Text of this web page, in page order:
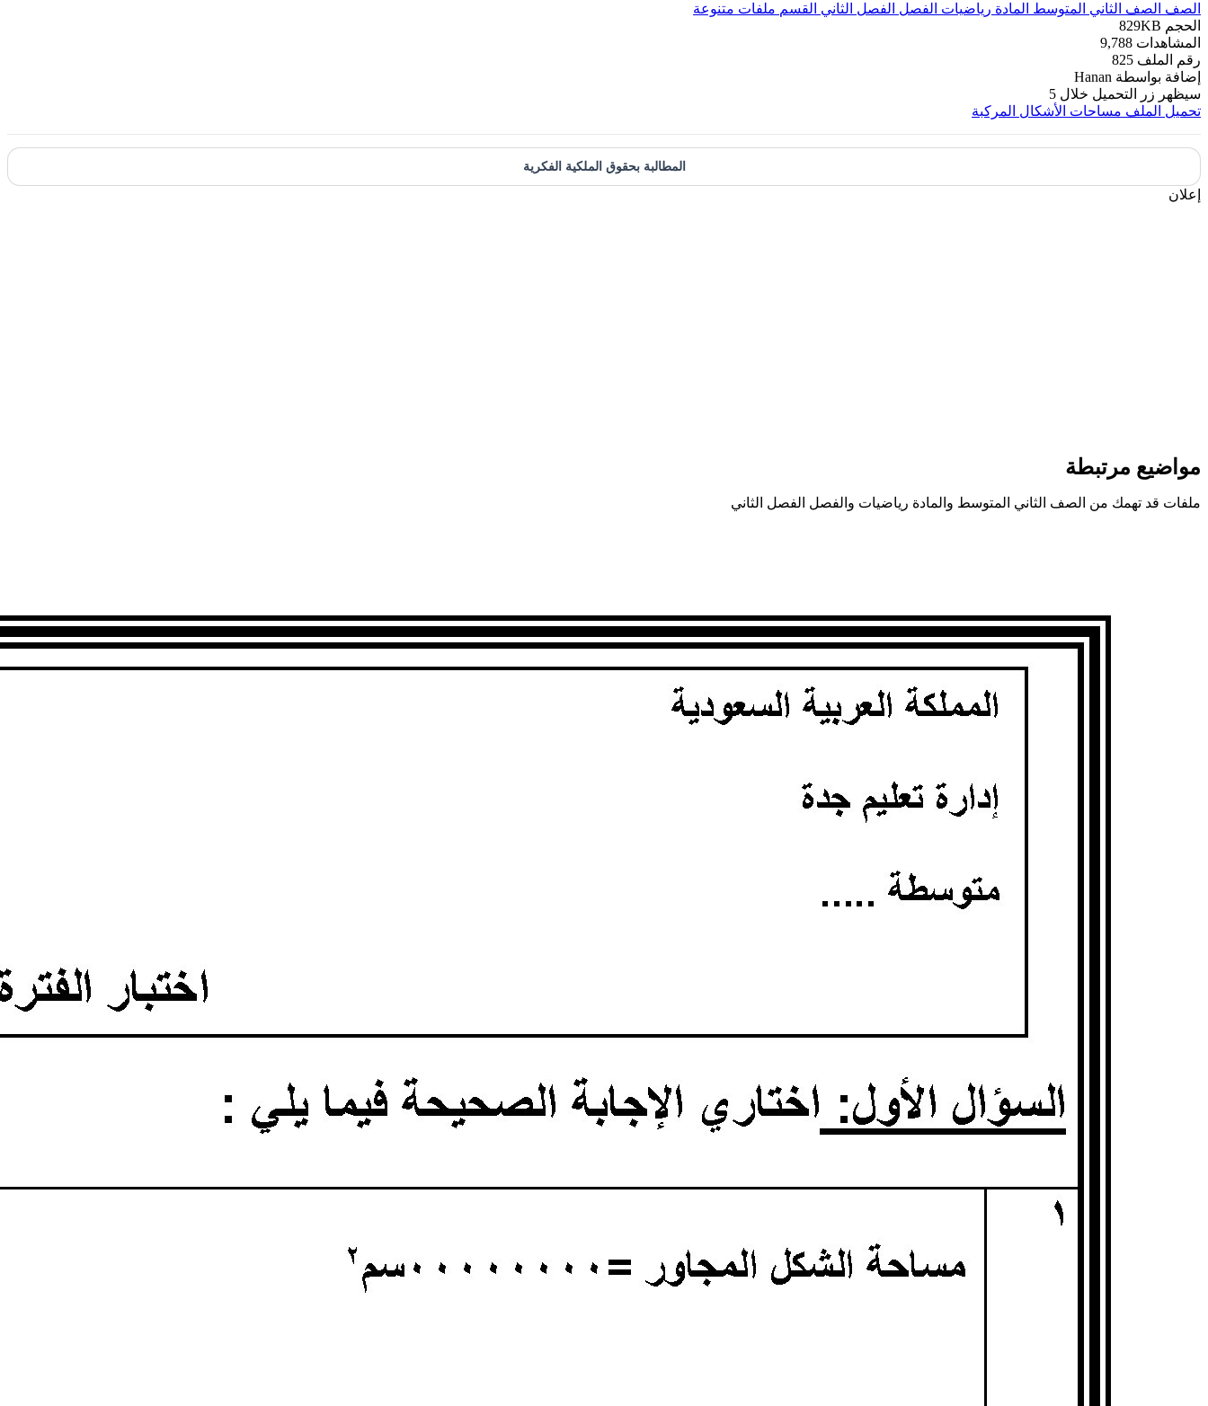
الصف الصف الثاني المتوسط المادة رياضيات الفصل الفصل الثاني القسم ملفات متنوعة
الحجم 829KB
المشاهدات 9,788
رقم الملف 825
إضافة بواسطة Hanan
سيظهر زر التحميل خلال 5
تحميل الملف مساحات الأشكال المركبة
المطالبة بحقوق الملكية الفكرية
إعلان
مواضيع مرتبطة
ملفات قد تهمك من الصف الثاني المتوسط والمادة رياضيات والفصل الفصل الثاني